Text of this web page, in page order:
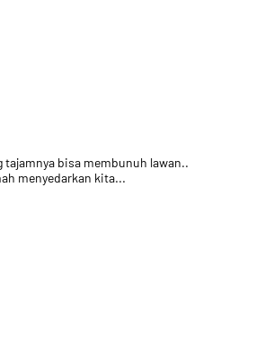
tajamnya bisa membunuh lawan..
menyedarkan kita...